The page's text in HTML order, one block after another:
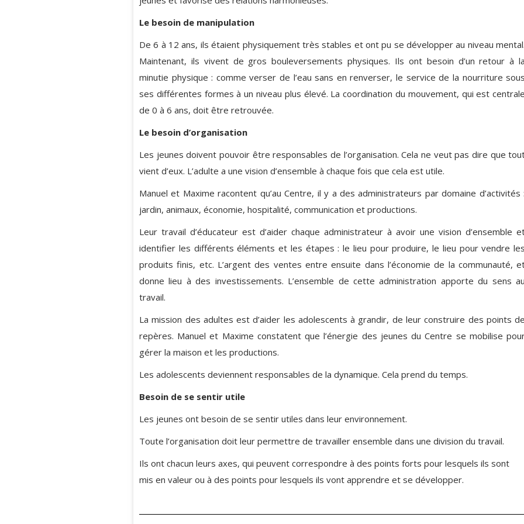
Le besoin de manipulation
De 6 à 12 ans, ils étaient physiquement très stables et ont pu se développer au niveau mental.
Maintenant, ils vivent de gros bouleversements physiques. Ils ont besoin d’un retour à la
minutie physique : comme verser de l’eau sans en renverser, le service de la nourriture sous
ses différentes formes à un niveau plus élevé. La coordination du mouvement, qui est centrale
de 0 à 6 ans, doit être retrouvée.
Le besoin d’organisation
Les jeunes doivent pouvoir être responsables de l’organisation. Cela ne veut pas dire que
vient d’eux. L’adulte a une vision d’ensemble à chaque fois que cela est utile.
Manuel et Maxime racontent qu’au Centre, il y a des administrateurs par domaine d’activités :
jardin, animaux, économie, hospitalité, communication et productions.
Leur travail d’éducateur est d’aider chaque administrateur à avoir une vision d’ensemble
identifier les différents éléments et les étapes : le lieu pour produire, le lieu pour vendre les
produits finis, etc. L’argent des ventes entre ensuite dans l’économie de la communauté,
donne lieu à des investissements. L’ensemble de cette administration apporte du sens au
travail.
La mission des adultes est d’aider les adolescents à grandir, de leur construire des points de
repères. Manuel et Maxime constatent que l’énergie des jeunes du Centre se mobilise
gérer la maison et les productions.
Les adolescents deviennent responsables de la dynamique. Cela prend du temps.
Besoin de se sentir utile
Les jeunes ont besoin de se sentir utiles dans leur environnement.
Toute l’organisation doit leur permettre de travailler ensemble dans une division du travail.
Ils ont chacun leurs axes, qui peuvent correspondre à des points forts pour lesquels ils sont
mis en valeur ou à des points pour lesquels ils vont apprendre et se développer.